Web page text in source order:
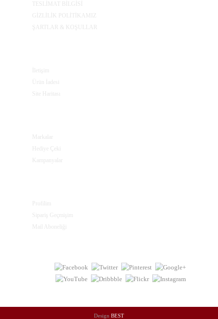
TESLİMAT BİLGİSİ
GİZLİLİK POLİTİKAMIZ
ŞARTLAR & KOŞULLAR
İletişim
Ürün İadesi
Site Haritası
Markalar
Hediye Çeki
Kampanyalar
Profilim
Sipariş Geçmişim
Mail Aboneliği
Design BEST